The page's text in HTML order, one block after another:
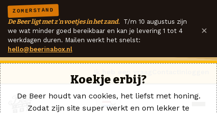
ZOMERSTAND
De Beer ligt met z'n voetjes in het zand. T/m 10 augustus zijn
we wat minder goed bereikbaar en kan je levering 1 tot 4
werkdagen duren. Mailen werkt het snelst:
hello@beerinabox.nl
×
Koekje erbij?
De Beer houdt van cookies, het liefst met honing.
Zodat zijn site super werkt en om lekker te